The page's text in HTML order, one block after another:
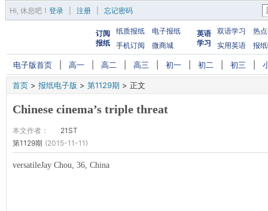
Hi, 休息吧 ！ 登录 注册 忘记密码
订阅
报纸
纸质报纸
电子报纸
手机订阅
微商城
英语
学习
双语学习
热
实用英语
报
电子版首页 高一 高二 高三 初一 初二 初三
首页 > 报纸电子版 > 第1129期 > 正文
Chinese cinema’s triple threat
本文作者：
21ST
第1129期 (2015-11-11)
versatileJay Chou, 36, China